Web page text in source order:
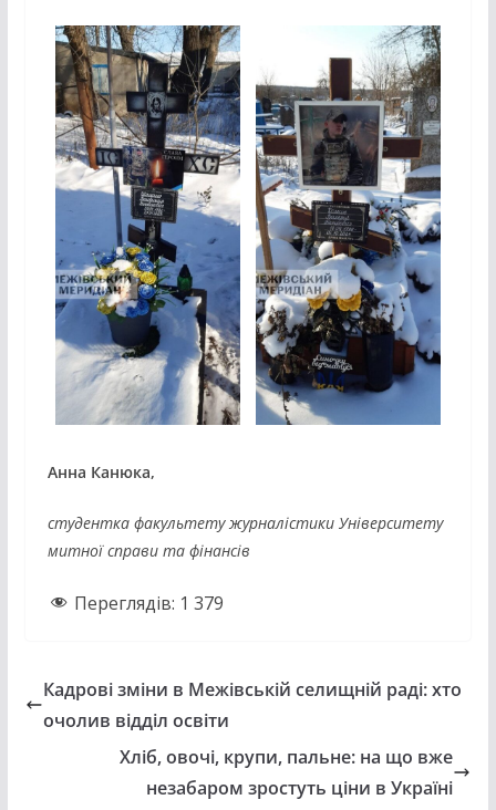
Анна Канюка,
студентка факультету журналістики Університету
митної справи та фінансів
Переглядів: 1 379
Кадрові зміни в Межівській селищній раді: хто
очолив відділ освіти
Хліб, овочі, крупи, пальне: на що вже
незабаром зростуть ціни в Україні